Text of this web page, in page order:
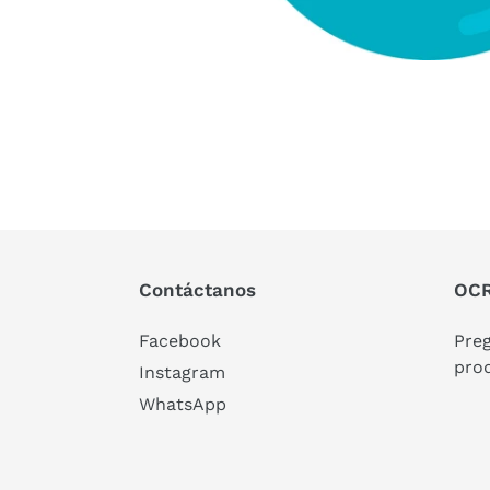
Contáctanos
Facebook
Instagram
WhatsApp